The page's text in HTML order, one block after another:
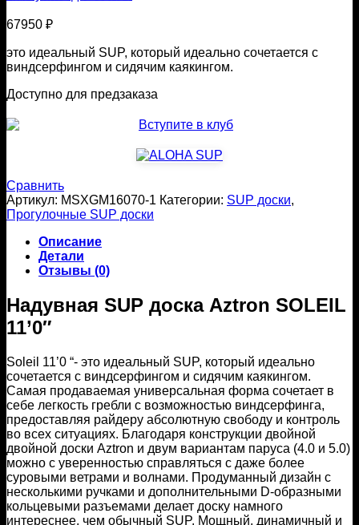
67950 ₽
это идеальный SUP, который идеально сочетается с
виндсерфингом и сидячим каякингом.
Доступно для предзаказа
Сравнить
Артикул: MSXGM16070-1 Категории: SUP доски,
Прогулочные SUP доски
Описание
Детали
Отзывы (0)
Надувная SUP доска Aztron SOLEIL
11’0″
Soleil 11’0 “- это идеальный SUP, который идеально
сочетается с виндсерфингом и сидячим каякингом.
Самая продаваемая универсальная форма сочетает в
себе легкость гребли с возможностью виндсерфинга,
предоставляя райдеру абсолютную свободу и контроль
во всех ситуациях. Благодаря конструкции двойной
двойной доски Aztron и двум вариантам паруса (4.0 и 5.0)
можно с уверенностью справляться с даже более
суровыми ветрами и волнами. Продуманный дизайн с
несколькими ручками и дополнительными D-образными
кольцевыми разъемами делает доску намного
интереснее, чем обычный SUP. Мощный, динамичный и